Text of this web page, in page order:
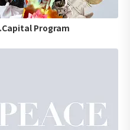
Program